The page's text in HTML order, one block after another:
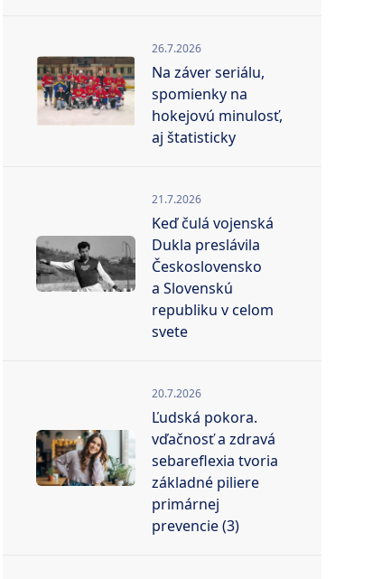
26.7.2026
Na záver seriálu,
spomienky na
hokejovú minulosť,
aj štatisticky
21.7.2026
Keď čulá vojenská
Dukla preslávila
Československo
a Slovenskú
republiku v celom
svete
20.7.2026
Ľudská pokora.
vďačnosť a zdravá
sebareflexia tvoria
základné piliere
primárnej
prevencie (3)